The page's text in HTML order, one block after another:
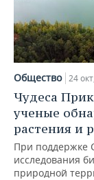
Общество 24
Чудеса
ученые
растения и
При поддержке
исследования
природной